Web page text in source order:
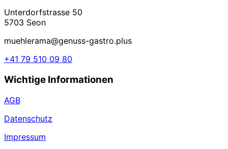
Unterdorfstrasse 50
5703 Seon
muehlerama@genuss-gastro.plus
+41 79 510 09 80
Wichtige Informationen
AGB
Datenschutz
Impressum